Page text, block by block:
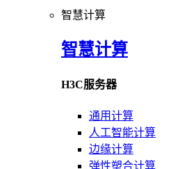
智慧计算
智慧计算
H3C服务器
通用计算
人工智能计算
边缘计算
弹性塑合计算